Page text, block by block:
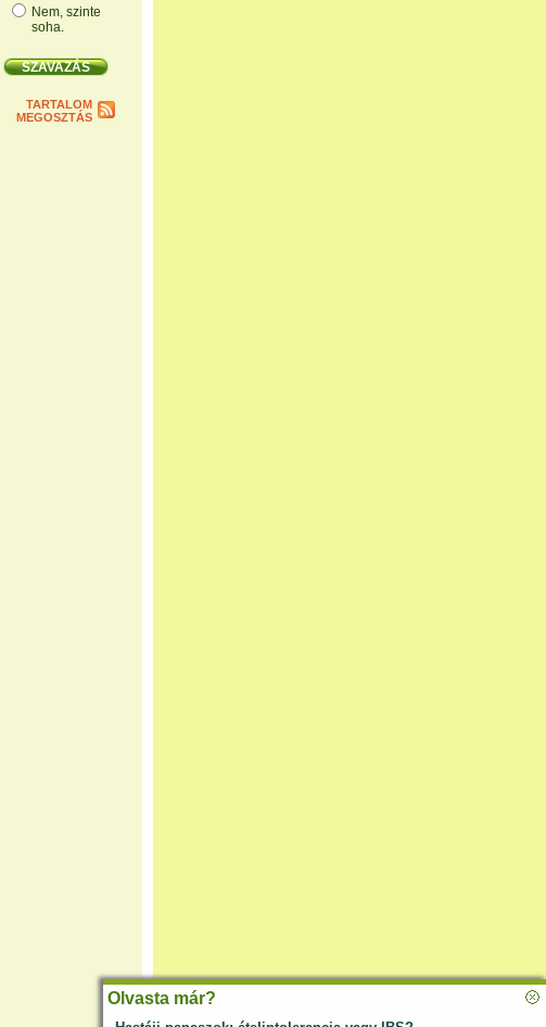
Nem, szinte
soha.
TARTALOM
MEGOSZTÁS
Olvasta már?